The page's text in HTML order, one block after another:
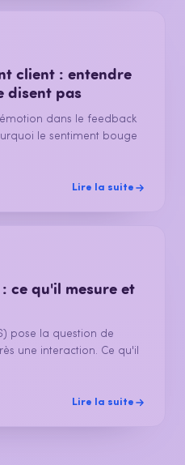
client : entendre
disent pas
dans le feedback
le sentiment bouge
Lire la suite
ce qu'il mesure et
pose la question de
une interaction. Ce qu'il
Lire la suite